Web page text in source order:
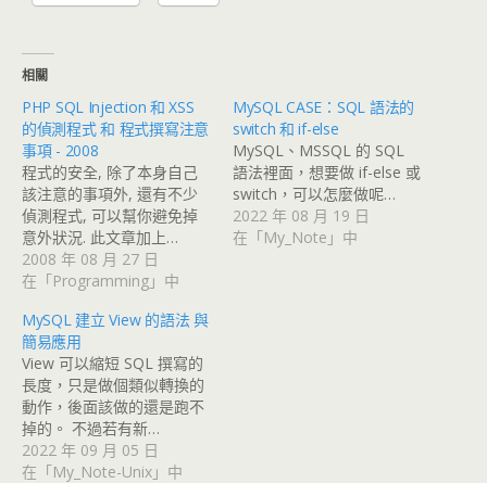
相關
PHP SQL Injection 和 XSS
的偵測程式 和 程式撰寫注意
事項 - 2008
程式的安全, 除了本身自己
該注意的事項外, 還有不少
偵測程式, 可以幫你避免掉
意外狀況. 此文章加上…
2008 年 08 月 27 日
在「Programming」中
MySQL CASE：SQL 語法的
switch 和 if-else
MySQL、MSSQL 的 SQL
語法裡面，想要做 if-else 或
switch，可以怎麼做呢…
2022 年 08 月 19 日
在「My_Note」中
MySQL 建立 View 的語法 與
簡易應用
View 可以縮短 SQL 撰寫的
長度，只是做個類似轉換的
動作，後面該做的還是跑不
掉的。 不過若有新…
2022 年 09 月 05 日
在「My_Note-Unix」中